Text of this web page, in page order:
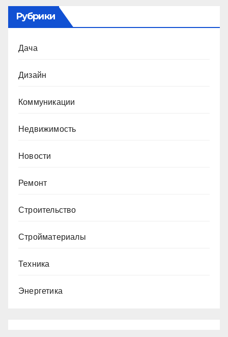
Рубрики
Дача
Дизайн
Коммуникации
Недвижимость
Новости
Ремонт
Строительство
Стройматериалы
Техника
Энергетика